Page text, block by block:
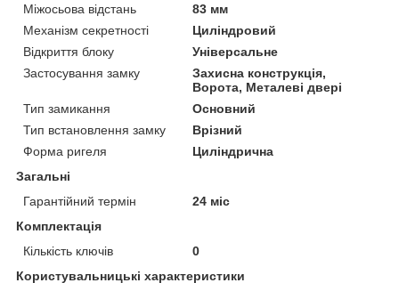
Міжосьова відстань
83 мм
Механізм секретності
Циліндровий
Відкриття блоку
Універсальне
Застосування замку
Захисна конструкція,
Ворота, Металеві двері
Тип замикання
Основний
Тип встановлення замку
Врізний
Форма ригеля
Циліндрична
Загальні
Гарантійний термін
24 міс
Комплектація
Кількість ключів
0
Користувальницькі характеристики